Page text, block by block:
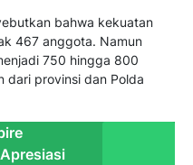
bahwa kekuatan
467 anggota. Namun
750 hingga 800
dari provinsi dan Polda